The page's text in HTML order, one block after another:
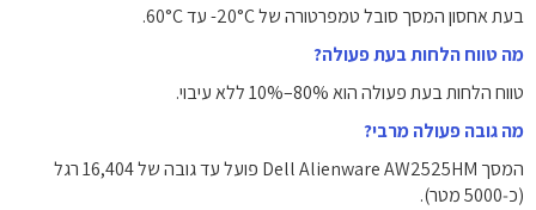
בעת אחסון המסך סובל טמפרטורה של ‎-20°C‎ עד ‎60°C‎.
מה טווח הלחות בעת פעולה?
טווח הלחות בעת פעולה הוא ‎10%‎–‎80%‎ ללא עיבוי.
מה גובה פעולה מרבי?
המסך Dell Alienware AW2525HM פועל עד גובה של ‎16,404‎ רגל
(‎כ‑5000‎ מטר‎).